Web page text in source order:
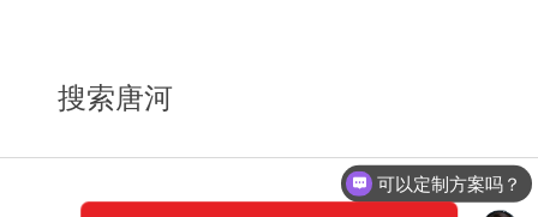
搜索唐河
可以定制方案吗？